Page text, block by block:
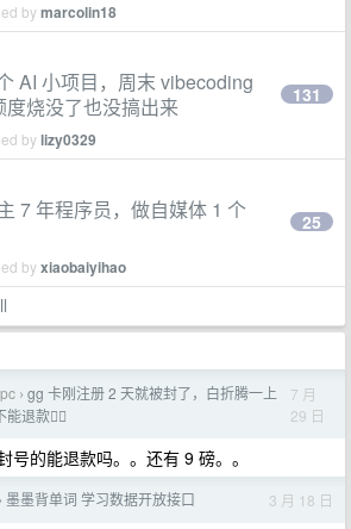
bymarcolin18
AI 小项目，周末 vibecoding
烧没了也没搞出来
bylizy0329
131
7 年程序员，做自媒体 1 个
byxiaobaiyihao
25
› gg 卡刚注册 2 天就被封了，白折腾一上
退款🙂‍↔️
7 月
29 日
号的能退款吗。。还有 9 磅。。
› 墨墨背单词 学习数据开放接口 3 月 18 日